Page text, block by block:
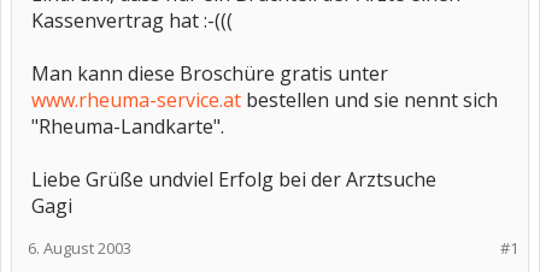
Kassenvertrag hat :-(((
Man kann diese Broschüre gratis unter
www.rheuma-service.at bestellen und sie nennt sich
"Rheuma-Landkarte".
Liebe Grüße undviel Erfolg bei der Arztsuche
Gagi
#1
6. August 2003